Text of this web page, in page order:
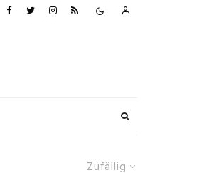
Zufällig